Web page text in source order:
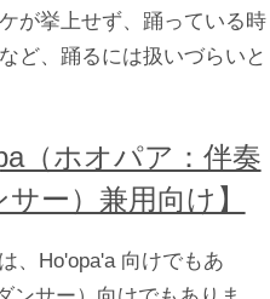
が挙上せず、踊っている時
ど、踊るには扱いづらいと
（ホオパア：伴奏
ー）兼用向け】
、Ho'opa'a 向けでもあ